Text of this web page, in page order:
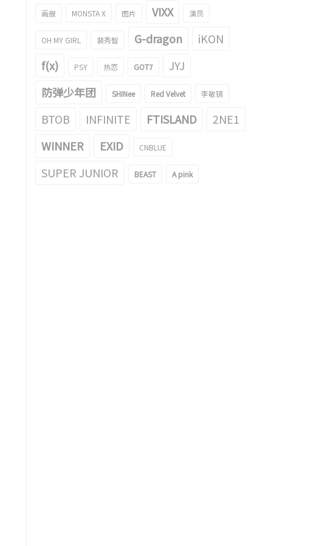
画报 MONSTA X 图片 VIXX 演员
OH MY GIRL 裴秀智 G-dragon
iKON
f(x)
PSY 热恋 GOT7
JYJ
防弹少年团
SHINee Red Velvet 李敏镐
BTOB INFINITE FTISLAND
2NE1
WINNER
EXID CNBLUE
SUPER JUNIOR BEAST A pink